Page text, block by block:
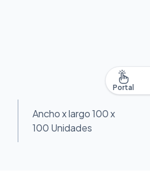
Ancho x largo 100 x
100 Unidades
Portal